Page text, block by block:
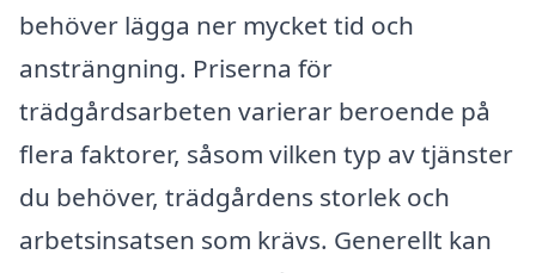
behöver lägga ner mycket tid och
ansträngning. Priserna för
trädgårdsarbeten varierar beroende på
flera faktorer, såsom vilken typ av tjänster
du behöver, trädgårdens storlek och
arbetsinsatsen som krävs. Generellt kan